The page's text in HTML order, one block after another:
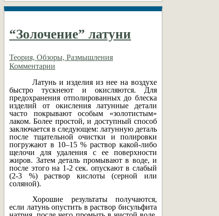
“Золочение” латуни
Теория, Обзоры, Размышления
Комментарии
Латунь и изделия из нее на воздухе
быстро тускнеют и окисляются. Для
предохранения отполированных до блеска
изделий от окисления латунные детали
часто покрывают особым «золотистым»
лаком. Более простой, и доступный способ
заключается в следующем: латунную деталь
после тщательной очистки и полировки
погружают в 10–15 % раствор какой-либо
щелочи для удаления с ее поверхности
жиров. Затем деталь промывают в воде, и
после этого на 1-2 сек. опускают в слабый
(2-3 %) раствор кислоты (серной или
соляной).
Хорошие результаты получаются,
если латунь опустить в раствор бисульфита